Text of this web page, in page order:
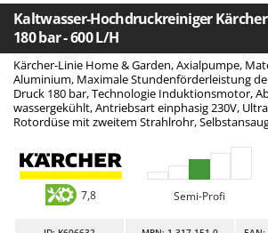
Akku Gartenscheren
Akku Gras- und Strauchscheren
Akku-Stichsägen
Allzwecktransporter -
Alu-Teleskopleitern
Arbeitsschutzkleidung
Aschesauger
AgriEuro TOP-LINE
AGT
Aima
Airmec
AL-KO
Alce
Alpina
Kaltwasser-Hochdruckreiniger Kärcher
180 bar - 600 L/H
Kärcher-Linie Home & Garden, Axialpumpe,
Aluminium, Maximale Stundenförderleistung
Druck 180 bar, Technologie Induktionsmotor,
wassergekühlt, Antriebsart einphasig 230V,
Rotordüse mit zweitem Strahlrohr,
7,8 Semi-Profi